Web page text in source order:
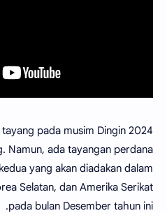
tayang pada musim Dingin 2024
Namun, ada tayangan perdana
yang akan diadakan dalam
Selatan, dan Amerika Serikat
pada bulan Desember tahun ini.